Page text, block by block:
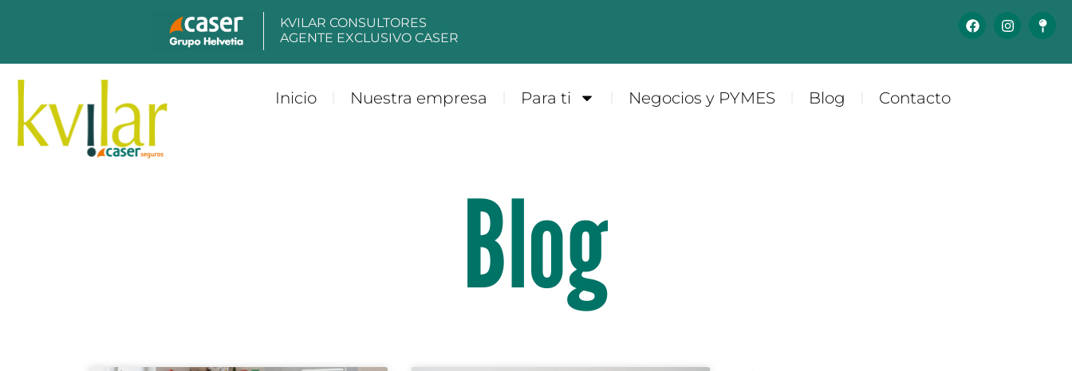
KVILAR CONSULTORES
AGENTE EXCLUSIVO CASER
Inicio Nuestra empresa Para ti Negocios y PYMES Blog Contacto
Blog